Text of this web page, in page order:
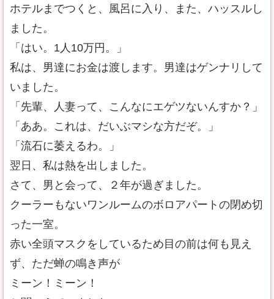
ホテルまでつくと、風呂に入り、また、ハッスルし
ました。
「はい。1人10万円。」
私は、男達にお金は渡します。男達はゲンナリして
いました。
「先輩、人妻って、こんなにエゲツないんすか？」
「ああ。これは、だいぶマシな方だぞ。」
「流石に萎えるわ。」
翌日、私は熱を出しました。
さて、男と会って、２年が過ぎました。
クーラーもないワンルームのボロアパートの閉め切
った一室。
赤い全頭マスクをしているため目の前は何も見え
ず、ただ蝉の鳴き声が
ミーン！ミーン！